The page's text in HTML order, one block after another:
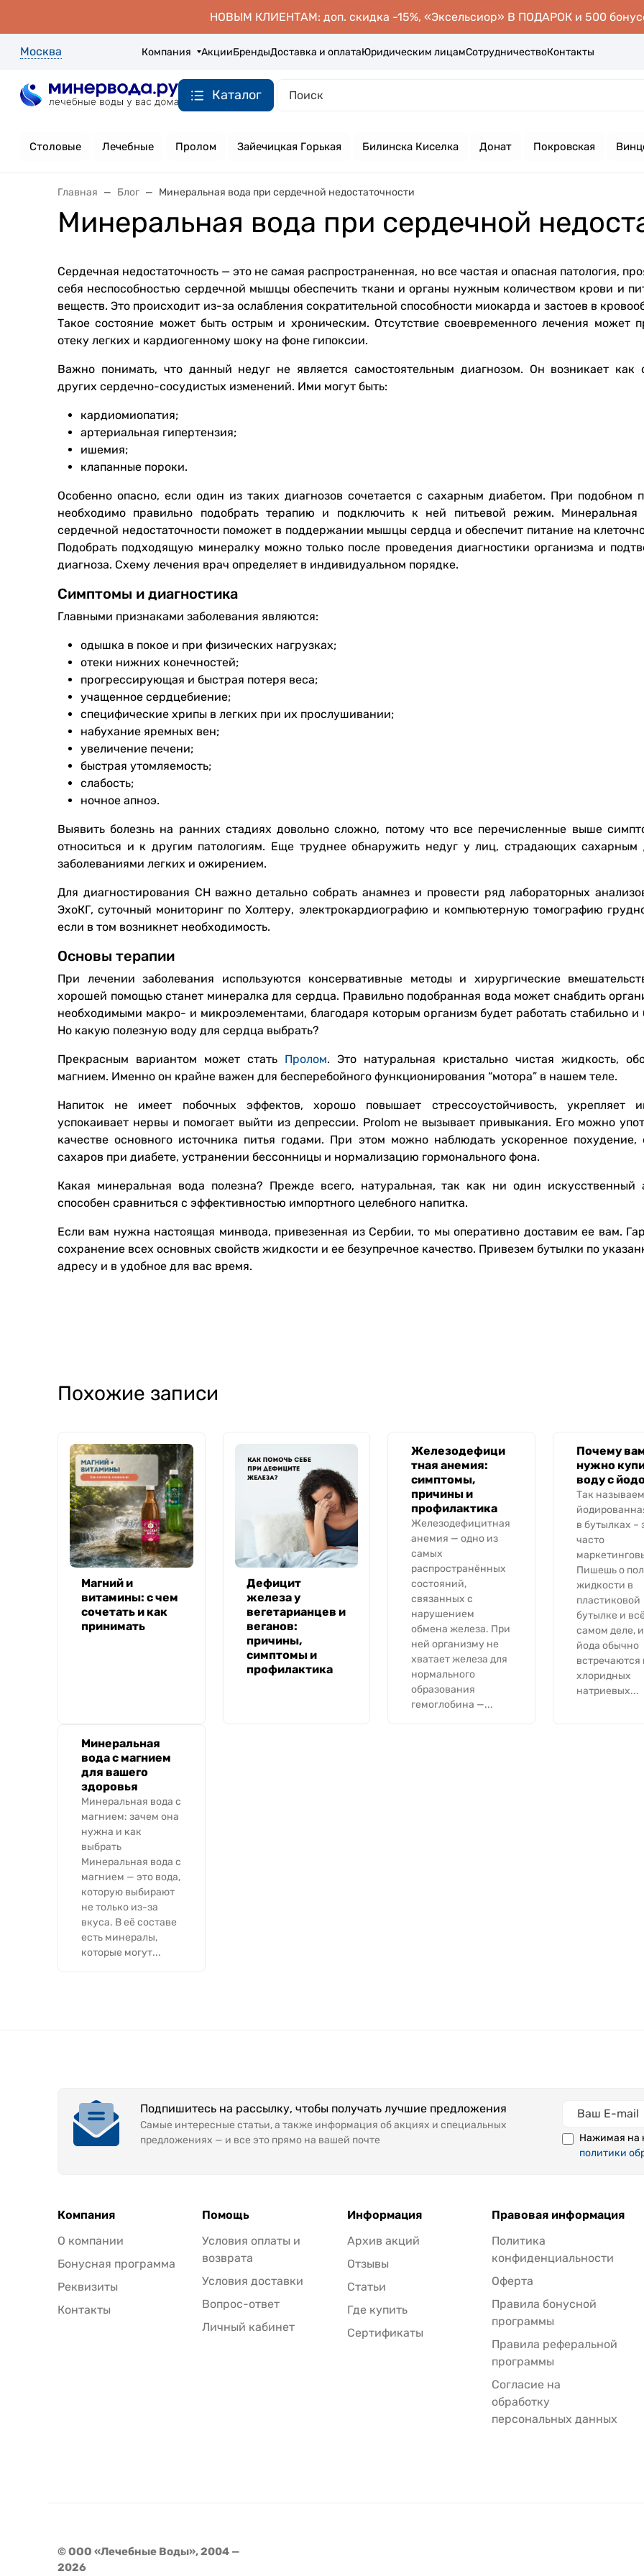
НОВЫМ КЛИЕНТАМ: доп. скидка -15%, «Эксельсиор» В ПОДАРОК и 500
Москва Компания АкцииБрендыДоставка и оплатаЮридическим лицамСотрудничествоКонтакты
Каталог
Столовые Лечебные Пролом Зайечицкая Горькая Билинска Киселка Донат Покровская
Главная Блог Минеральная вода при сердечной недостаточности
Минеральная вода при сердечной
Сердечная недостаточность — это не самая распространенная, но все частая и опасная патология,
себя неспособностью сердечной мышцы обеспечить ткани и органы нужным количеством крови и
веществ. Это происходит из-за ослабления сократительной способности миокарда и застоев в
Такое состояние может быть острым и хроническим. Отсутствие своевременного лечения может
отеку легких и кардиогенному шоку на фоне гипоксии.
Важно понимать, что данный недуг не является самостоятельным диагнозом. Он возникает как
других сердечно-сосудистых изменений. Ими могут быть:
кардиомиопатия;
артериальная гипертензия;
ишемия;
клапанные пороки.
Особенно опасно, если один из таких диагнозов сочетается с сахарным диабетом. При подобном
необходимо правильно подобрать терапию и подключить к ней питьевой режим.
сердечной недостаточности поможет в поддержании мышцы сердца и обеспечит питание на
Подобрать подходящую минералку можно только после проведения диагностики организма и
диагноза. Схему лечения врач определяет в индивидуальном порядке.
Симптомы и диагностика
Главными признаками заболевания являются:
одышка в покое и при физических нагрузках;
отеки нижних конечностей;
прогрессирующая и быстрая потеря веса;
учащенное сердцебиение;
специфические хрипы в легких при их прослушивании;
набухание яремных вен;
увеличение печени;
быстрая утомляемость;
слабость;
ночное апноэ.
Выявить болезнь на ранних стадиях довольно сложно, потому что все перечисленные выше
относиться и к другим патологиям. Еще труднее обнаружить недуг у лиц, страдающих сахарным
заболеваниями легких и ожирением.
Для диагностирования СН важно детально собрать анамнез и провести ряд лабораторных
ЭхоКГ, суточный мониторинг по Холтеру, электрокардиографию и компьютерную томографию
если в том возникнет необходимость.
Основы терапии
При лечении заболевания используются консервативные методы и хирургические
хорошей помощью станет минералка для сердца. Правильно подобранная вода может снабдить
необходимыми макро- и микроэлементами, благодаря которым организм будет работать стабильно и
Но какую полезную воду для сердца выбрать?
Прекрасным вариантом может стать Пролом. Это натуральная кристально чистая жидкость,
магнием. Именно он крайне важен для бесперебойного функционирования “мотора” в нашем теле.
Напиток не имеет побочных эффектов, хорошо повышает стрессоустойчивость, укрепляет
успокаивает нервы и помогает выйти из депрессии. Prolom не вызывает привыкания. Его можно
качестве основного источника питья годами. При этом можно наблюдать ускоренное похудение,
сахаров при диабете, устранении бессонницы и нормализацию гормонального фона.
Какая минеральная вода полезна? Прежде всего, натуральная, так как ни один искусственный
способен сравниться с эффективностью импортного целебного напитка.
Если вам нужна настоящая минвода, привезенная из Сербии, то мы оперативно доставим ее вам.
сохранение всех основных свойств жидкости и ее безупречное качество. Привезем бутылки по
адресу и в удобное для вас время.
Похожие записи
Магний и
витамины: с чем
сочетать и как
принимать
Дефицит
железа у
вегетарианцев и
веганов:
причины,
симптомы и
профилактика
Железодефици
тная анемия:
симптомы,
причины и
профилактика
Железодефицитная
анемия — одно из
самых
распространённых
состояний,
связанных с
нарушением
обмена железа. При
ней организму не
хватает железа для
нормального
образования
гемоглобина —...
Почему
нужно
воду с
Так
в бутылках –
часто
Пишешь о
жидкости в
пластиковой
бутылке и
самом деле,
йода обычно
встречаются
хлоридных
натриевых...
Минеральная
вода с магнием
для вашего
здоровья
Минеральная вода с
магнием: зачем она
нужна и как
выбрать
Минеральная вода с
магнием — это вода,
которую выбирают
не только из-за
вкуса. В её составе
есть минералы,
которые могут...
Подпишитесь на рассылку, чтобы получать лучшие предложения
Самые интересные статьи, а также информация об акциях и специальных
предложениях — и все это прямо на вашей почте
Нажимая на
политики
Компания
О компании
Бонусная программа
Реквизиты
Контакты
Помощь
Условия оплаты и
возврата
Условия доставки
Вопрос-ответ
Личный кабинет
Информация
Архив акций
Отзывы
Статьи
Где купить
Сертификаты
Правовая информация
Политика
конфиденциальности
Оферта
Правила бонусной
программы
Правила реферальной
программы
Согласие на
обработку
персональных данных
© ООО «Лечебные Воды», 2004 —
2026